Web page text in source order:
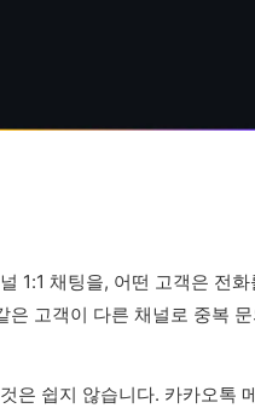
1:1 채팅을, 어떤 고객은 전
고객이 다른 채널로 중복
은 쉽지 않습니다. 카카오톡